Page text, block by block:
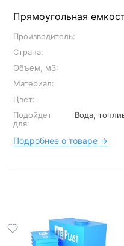
Прямоугольная
Производитель:
Страна:
Объем, м3:
Материал:
Цвет:
Подойдет
для:
Вода,
Подробнее о товаре →